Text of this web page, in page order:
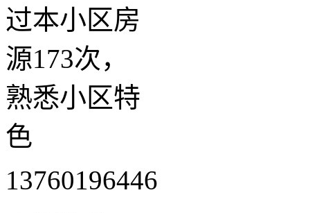
过本小区房
源173次，
熟悉小区特
色
13760196446